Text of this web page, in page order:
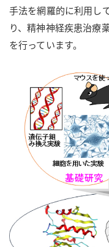
手法を網羅的に利用し
り、精神神経疾患治療
を行っています。